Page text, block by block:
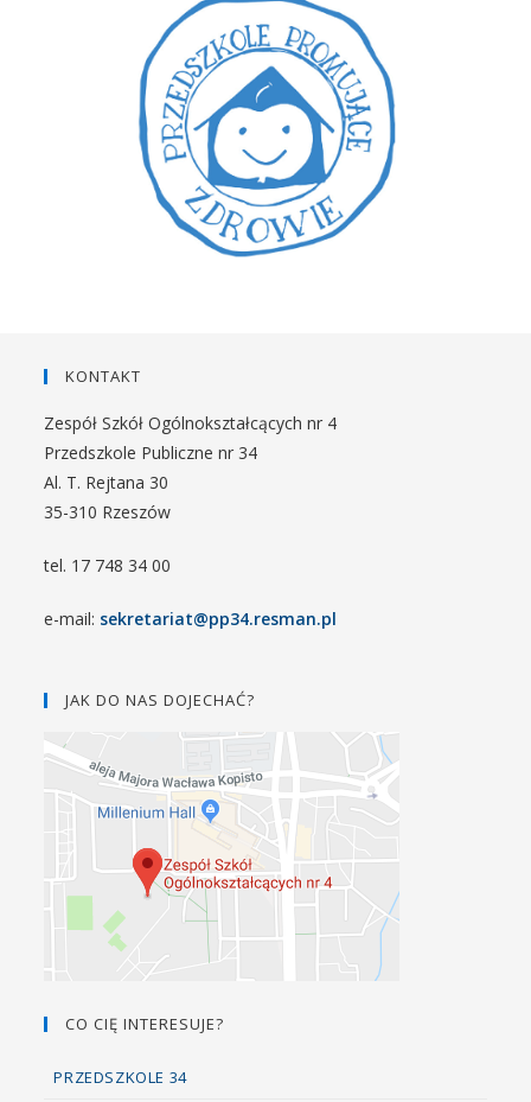
KONTAKT
Zespół Szkół Ogólnokształcących nr 4
Przedszkole Publiczne nr 34
Al. T. Rejtana 30
35-310 Rzeszów
tel. 17 748 34 00
e-mail: sekretariat@pp34.resman.pl
JAK DO NAS DOJECHAĆ?
CO CIĘ INTERESUJE?
PRZEDSZKOLE 34